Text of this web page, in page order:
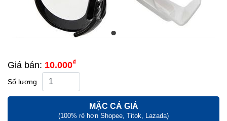
Giá bán: 10.000₫
Số lượng
MẶC CẢ GIÁ
(100% rẻ hơn Shopee, Titok, Lazada)